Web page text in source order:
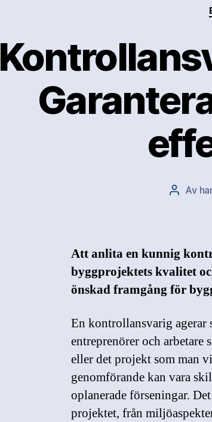
Av
Att anlita en kunnig
byggprojektets kvalitet
önskad framgång för
En kontrollansvarig agerar
entreprenörer och arbetare
eller det projekt som man
genomförande kan vara
oplanerade förseningar.
projektet, från